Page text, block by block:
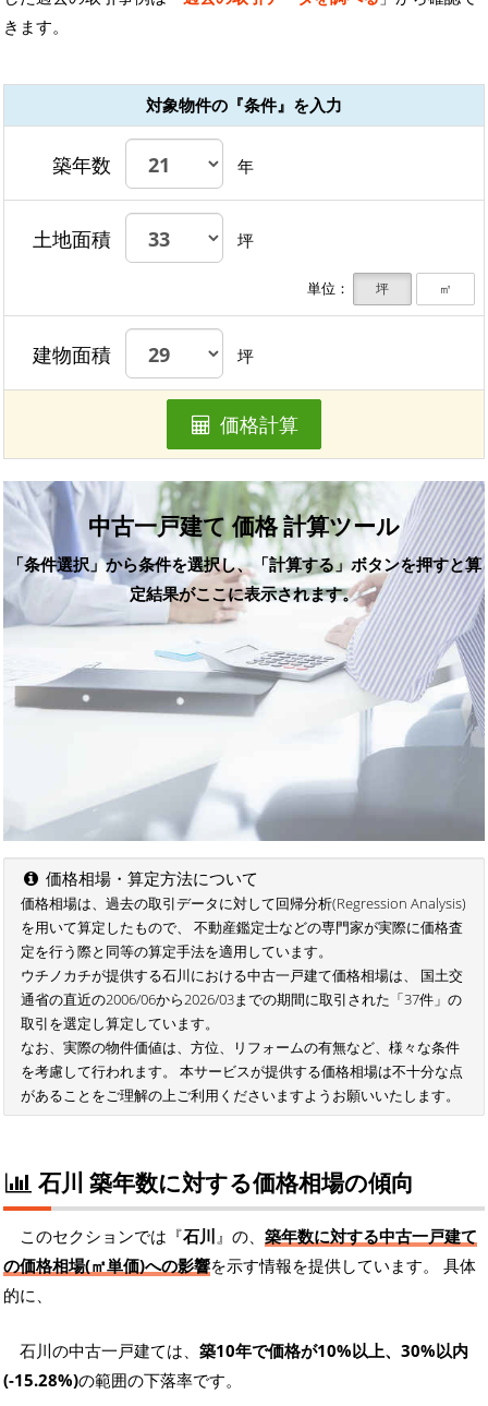
きます。
対象物件の『条件』を入力
築年数 年
土地面積 坪
単位： 坪 ㎡
建物面積 坪
価格計算
中古一戸建て 価格 計算ツール
「条件選択」から条件を選択し、「計算する」ボタンを押すと算
定結果がここに表示されます。
価格相場・算定方法について
価格相場は、過去の取引データに対して回帰分析(Regression Analysis)
を用いて算定したもので、 不動産鑑定士などの専門家が実際に価格査
定を行う際と同等の算定手法を適用しています。
ウチノカチが提供する石川における中古一戸建て価格相場は、 国土交
通省の直近の2006/06から2026/03までの期間に取引された「37件」の
取引を選定し算定しています。
なお、実際の物件価値は、方位、リフォームの有無など、様々な条件
を考慮して行われます。 本サービスが提供する価格相場は不十分な点
があることをご理解の上ご利用くださいますようお願いいたします。
石川 築年数に対する価格相場の傾向
このセクションでは『石川 』の、 築年数に対する中古一戸建て
の価格相場(㎡単価)への影響を示す情報を提供しています。 具体
的に、
石川の中古一戸建ては、 築10年で価格が10%以上、30%以内
(-15.28%)の範囲の下落率です。